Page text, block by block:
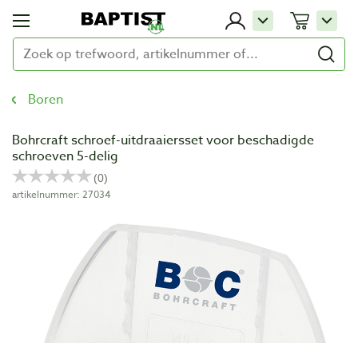
Boren
Bohrcraft schroef-uitdraaiersset voor beschadigde
schroeven 5-delig
artikelnummer: 27034